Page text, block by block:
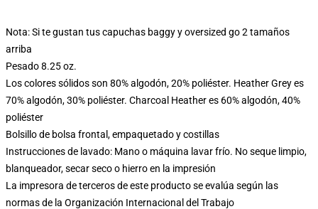
Nota: Si te gustan tus capuchas baggy y oversized go 2 tamaños
arriba
Pesado 8.25 oz.
Los colores sólidos son 80% algodón, 20% poliéster. Heather Grey es
70% algodón, 30% poliéster. Charcoal Heather es 60% algodón, 40%
poliéster
Bolsillo de bolsa frontal, empaquetado y costillas
Instrucciones de lavado: Mano o máquina lavar frío. No seque limpio,
blanqueador, secar seco o hierro en la impresión
La impresora de terceros de este producto se evalúa según las
normas de la Organización Internacional del Trabajo